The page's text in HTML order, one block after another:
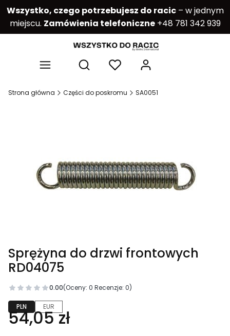
Wszystko, czego potrzebujesz do racic– w jednym
miejscu. Zamówienia telefoniczne+48 781 342 939
Otwórz wyszukiwarkę
Strona główna Części do poskromu SA0051
Sprężyna do drzwi frontowych
RD04075
0.00(Oceny: 0 Recenzje: 0)
PLN EUR
54,05 zł